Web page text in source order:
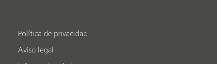
Política de privacidad
Aviso legal